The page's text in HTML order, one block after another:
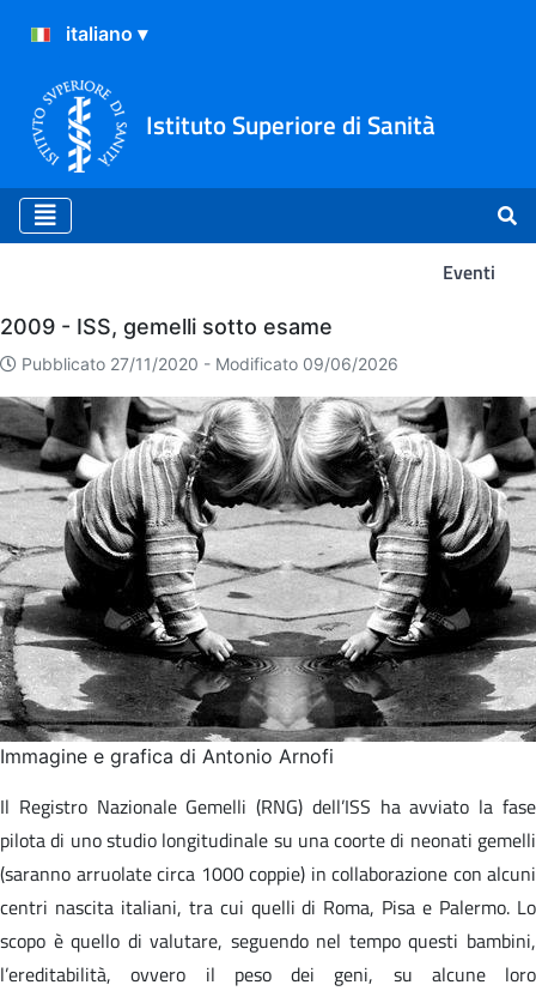
Istituto Superiore di Sanità
Eventi
Eventi
2009 - ISS, gemelli sotto esame
Pubblicato 27/11/2020 - Modificato 09/06/2026
Immagine e grafica di Antonio Arnofi
Il Registro Nazionale Gemelli (RNG) dell’ISS ha avviato la fase
pilota di uno studio longitudinale su una coorte di neonati gemelli
(saranno arruolate circa 1000 coppie) in collaborazione con alcuni
centri nascita italiani, tra cui quelli di Roma, Pisa e Palermo. Lo
scopo è quello di valutare, seguendo nel tempo questi bambini,
l’ereditabilità, ovvero il peso dei geni, su alcune loro